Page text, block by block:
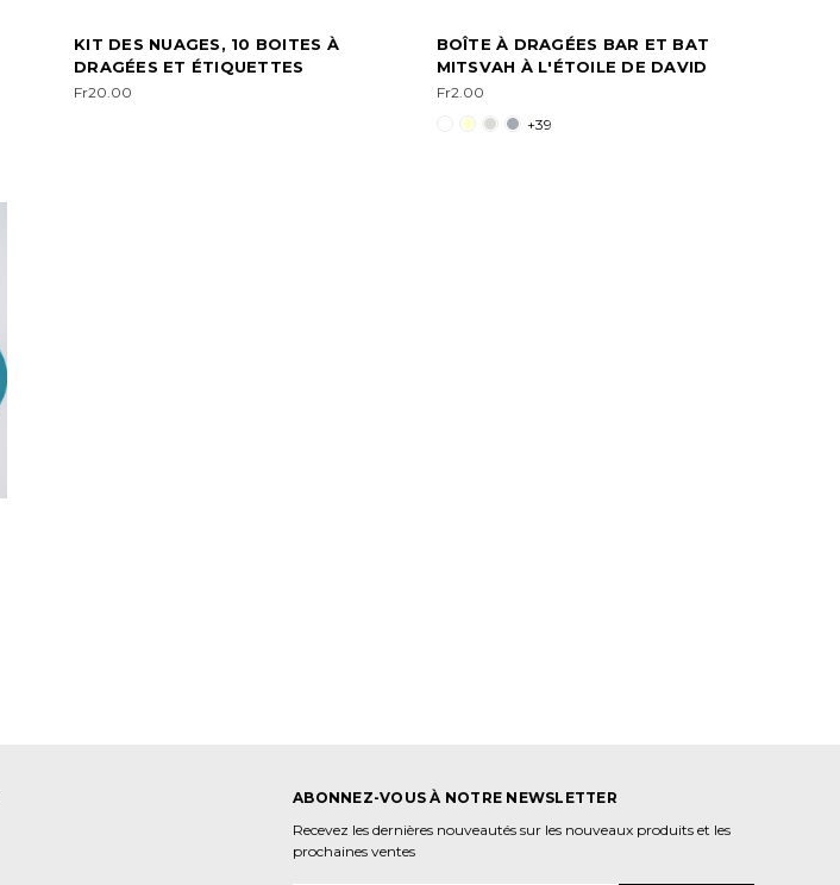
KIT DES NUAGES, 10 BOITES À
DRAGÉES ET ÉTIQUETTES
Fr20.00
BOÎTE À DRAGÉES BAR ET BAT
MITSVAH À L'ÉTOILE DE DAVID
Fr2.00
+39
ABONNEZ-VOUS À NOTRE NEWSLETTER
Recevez les dernières nouveautés sur les nouveaux produits et les
prochaines ventes